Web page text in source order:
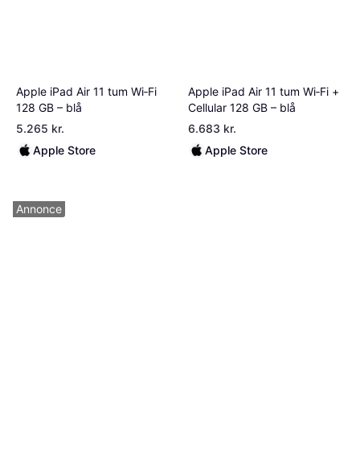
Apple iPad Air 11 tum Wi‑Fi
128 GB – blå
5.265 kr.
Apple Store
Apple iPad Air 11 tum Wi‑Fi +
Cellular 128 GB – blå
6.683 kr.
Apple Store
Annonce